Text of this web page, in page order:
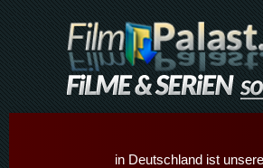
in Deutschland ist